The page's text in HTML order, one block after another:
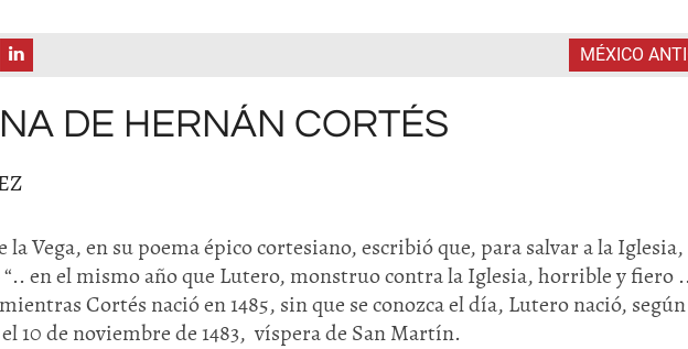
MÉXICO
DE HERNÁN CORTÉS
la Vega, en su poema épico cortesiano, escribió que, para salvar a la Iglesia,
en el mismo año que Lutero, monstruo contra la Iglesia, horrible y fiero
Cortés nació en 1485, sin que se conozca el día, Lutero nació, según
10 de noviembre de 1483, víspera de San Martín.